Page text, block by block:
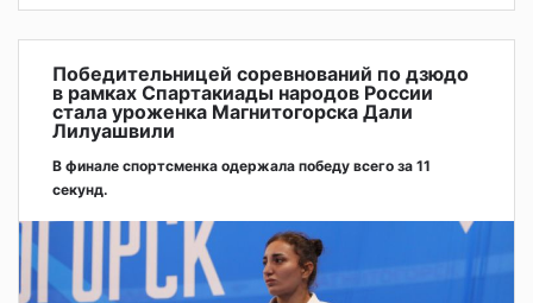
Победительницей соревнований по дзюдо
в рамках Спартакиады народов России
стала уроженка Магнитогорска Дали
Лилуашвили
В финале спортсменка одержала победу всего за 11
секунд.